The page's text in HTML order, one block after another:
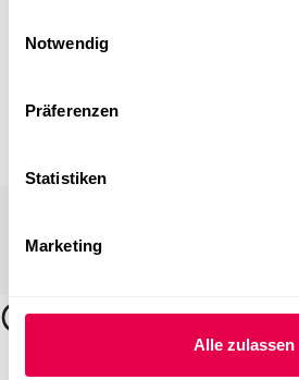
Notwendig
Präferenzen
Statistiken
Marketing
Alle zulassen